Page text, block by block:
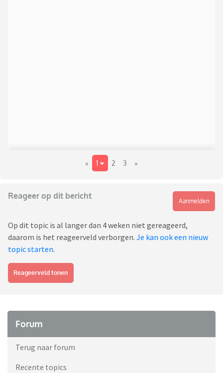
« 1 2 3 »
Reageer op dit bericht
Aanmelden
Op dit topic is al langer dan 4 weken niet gereageerd,
daarom is het reageerveld verborgen. Je kan ook een nieuw
topic starten.
Reageerveld tonen
Forum
Terug naar forum
Recente topics